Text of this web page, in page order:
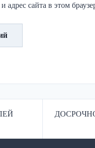
адрес сайта в этом